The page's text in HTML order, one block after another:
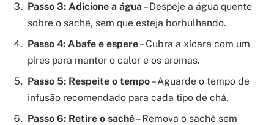
Passo 3: Adicione a água– Despeje a água quente
sobre o sachê, sem que esteja borbulhando.
Passo 4: Abafe e espere– Cubra a xícara com um
pires para manter o calor e os aromas.
Passo 5: Respeite o tempo– Aguarde o tempo de
infusão recomendado para cada tipo de chá.
Passo 6: Retire o sachê– Remova o sachê sem